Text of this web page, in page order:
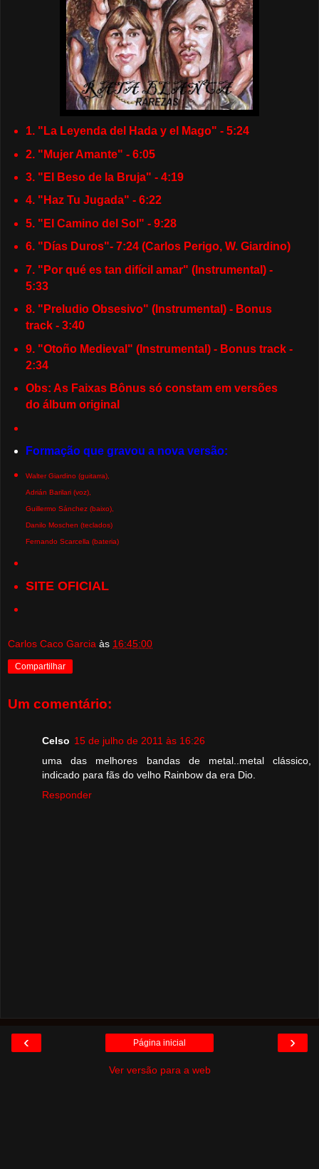
1. " La Leyenda del Hada y el Mago" - 5:24
2. " Mujer Amante" - 6:05
3. "El Beso de la Bruja" - 4:19
4. "Haz Tu Jugada" - 6:22
5. "El Camino del Sol" - 9:28
6. "Días Duros"- 7:24 (Carlos Perigo, W. Giardino)
7. "Por qué es tan difícil amar" (Instrumental) -
5:33
8. "Preludio Obsesivo" (Instrumental) - Bonus
track - 3:40
9. "Otoño Medieval" (Instrumental) - Bonus track -
2:34
Obs: As Faixas Bônus só constam em versões
do álbum original
Formação que gravou a nova versão:
Walter Giardino (guitarra),
Adrián Barilari (voz),
Guillermo Sánchez (baixo),
Danilo Moschen (teclados)
Fernando Scarcella (bateria)
SITE OFICIAL
Carlos Caco Garcia às 16:45:00
Compartilhar
Um comentário:
Celso 15 de julho de 2011 às 16:26
uma das melhores bandas de metal..metal clássico,
indicado para fãs do velho Rainbow da era Dio.
Responder
‹ ›
Página inicial
Ver versão para a web